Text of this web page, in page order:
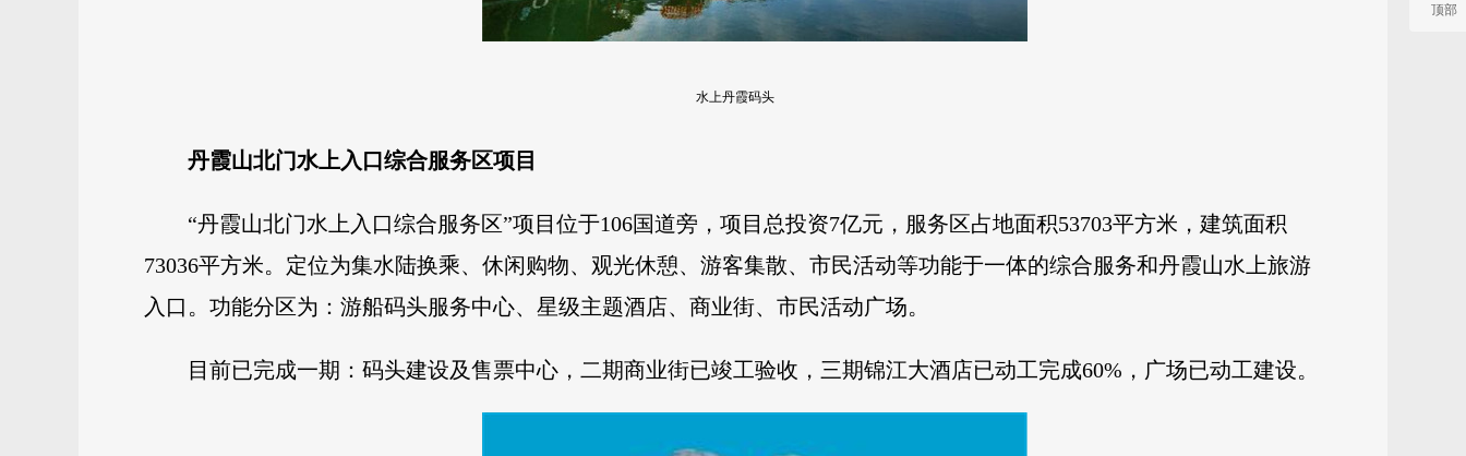
水上丹霞码头
丹霞山北门水上入口综合服务区项目
“丹霞山北门水上入口综合服务区”项目位于106国道旁，项目总投资7亿元，服务区占地面积53703平方米，建筑面积
73036平方米。定位为集水陆换乘、休闲购物、观光休憩、游客集散、市民活动等功能于一体的综合服务和丹霞山水上旅游
入口。功能分区为：游船码头服务中心、星级主题酒店、商业街、市民活动广场。
目前已完成一期：码头建设及售票中心，二期商业街已竣工验收，三期锦江大酒店已动工完成60%，广场已动工建设。
顶部